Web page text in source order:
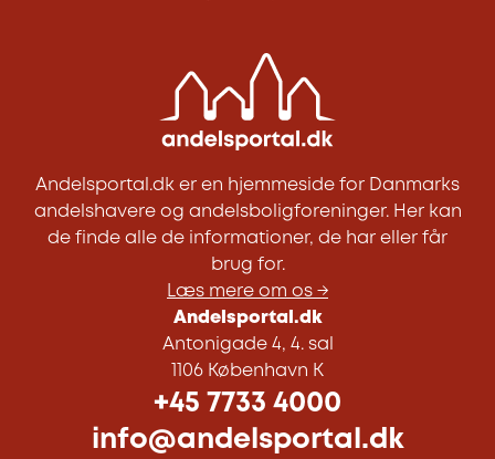
Andelsportal.dk er en hjemmeside for Danmarks
andelshavere og andelsboligforeninger. Her kan
de finde alle de informationer, de har eller får
brug for.
Læs mere om os →
Andelsportal.dk
Antonigade 4, 4. sal
1106 København K
+45 7733 4000
info@andelsportal.dk